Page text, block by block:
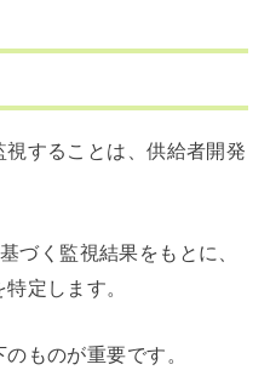
することは、供給者開発
づく監視結果をもとに、
定します。
ものが重要です。